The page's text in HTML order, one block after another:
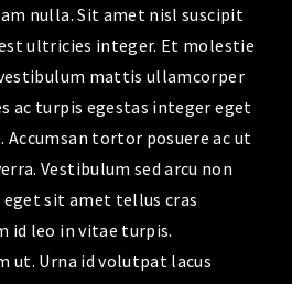
nulla. Sit amet nisl suscipit
ultricies integer. Et molestie
mattis ullamcorper
ac turpis egestas integer eget
tortor posuere ac ut
Vestibulum sed arcu non
eget sit amet tellus cras
id leo in vitae turpis.
ut. Urna id volutpat lacus